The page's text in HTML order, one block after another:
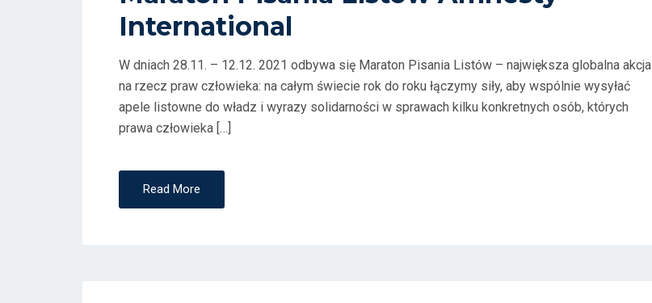
E
D
O
N
International
W dniach 28.11. – 12.12. 2021 odbywa się Maraton Pisania Listów – największa globalna akcja
na rzecz praw człowieka: na całym świecie rok do roku łączymy siły, aby wspólnie wysyłać
apele listowne do władz i wyrazy solidarności w sprawach kilku konkretnych osób, których
prawa człowieka […]
Read More